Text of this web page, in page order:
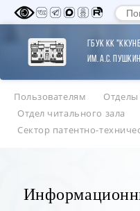
ГБУК КК "ККУНБ
им. А.С.
Пользователям
Отделы
Отдел читального зала
Сектор патентно-